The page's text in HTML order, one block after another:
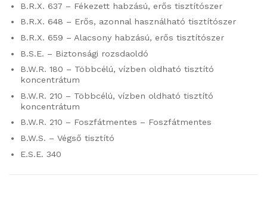
B.R.X. 637 – Fékezett habzású, erős tisztítószer
B.R.X. 648 – Erős, azonnal használható tisztítószer
B.R.X. 659 – Alacsony habzású, erős tisztítószer
B.S.E. – Biztonsági rozsdaoldó
B.W.R. 180 – Többcélú, vízben oldható tisztító
koncentrátum
B.W.R. 210 – Többcélú, vízben oldható tisztító
koncentrátum
B.W.R. 210 – Foszfátmentes – Foszfátmentes
B.W.S. – Végső tisztító
E.S.E. 340